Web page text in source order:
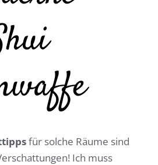
für solche Räume sind
Ich muss